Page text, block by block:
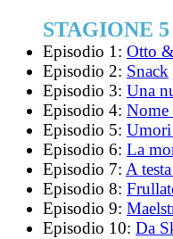
STAGIONE 5
Episodio 1: Otto
Episodio 2: Snack
Episodio 3: Una
Episodio 4: Nome
Episodio 5:
Episodio 6: La
Episodio 7: A
Episodio 8:
Episodio 9:
Episodio 10: Da